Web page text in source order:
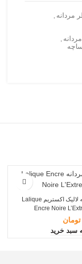
مردانه
عطر مردانه لالیک اکستریم Lalique
Encre Noire
تومان
سبد خرید